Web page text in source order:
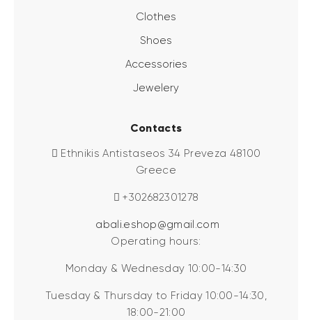
Clothes
Shoes
Accessories
Jewelery
Contacts
Ethnikis Antistaseos 34 Preveza 48100
Greece
+302682301278
abali.eshop@gmail.com
Operating hours:
Monday & Wednesday 10:00-14:30
Tuesday & Thursday to Friday 10:00-14:30,
18:00-21:00